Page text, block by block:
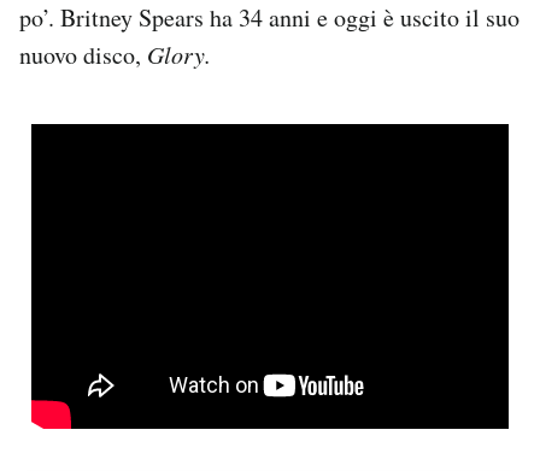
po’. Britney Spears ha 34 anni e oggi è uscito il suo
nuovo disco, Glory.